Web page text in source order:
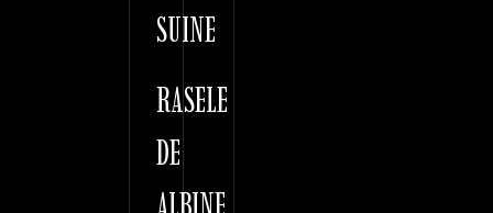
SUINE
RASELE
DE